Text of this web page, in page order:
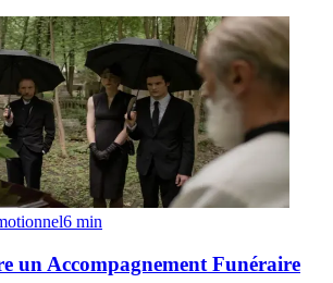
6 min
un Accompagnement Funéraire